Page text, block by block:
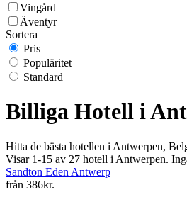
Vingård
Äventyr
Sortera
Pris
Populäritet
Standard
Billiga Hotell i
Hitta de bästa hotellen i Antwerpen,
Visar 1-15 av 27 hotell i Antwerpen.
Sandton Eden Antwerp
från 386kr.